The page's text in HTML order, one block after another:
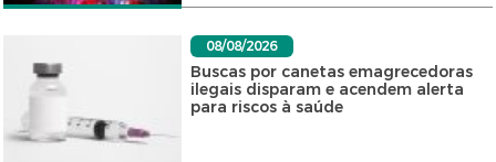
08/08/2026
Buscas por canetas emagrecedoras
ilegais disparam e acendem alerta
para riscos à saúde